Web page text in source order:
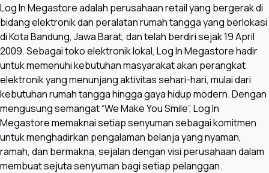
Log In Megastore adalah perusahaan retail yang bergerak di
bidang elektronik dan peralatan rumah tangga yang berlokasi
di Kota Bandung, Jawa Barat, dan telah berdiri sejak 19 April
2009. Sebagai toko elektronik lokal, Log In Megastore hadir
untuk memenuhi kebutuhan masyarakat akan perangkat
elektronik yang menunjang aktivitas sehari-hari, mulai dari
kebutuhan rumah tangga hingga gaya hidup modern. Dengan
mengusung semangat “We Make You Smile”, Log In
Megastore memaknai setiap senyuman sebagai komitmen
untuk menghadirkan pengalaman belanja yang nyaman,
ramah, dan bermakna, sejalan dengan visi perusahaan dalam
membuat sejuta senyuman bagi setiap pelanggan.